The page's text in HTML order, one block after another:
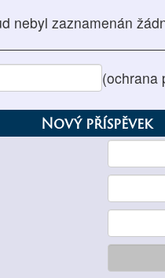
nebyl zaznamenán
(ochrana
Nový příspěvek